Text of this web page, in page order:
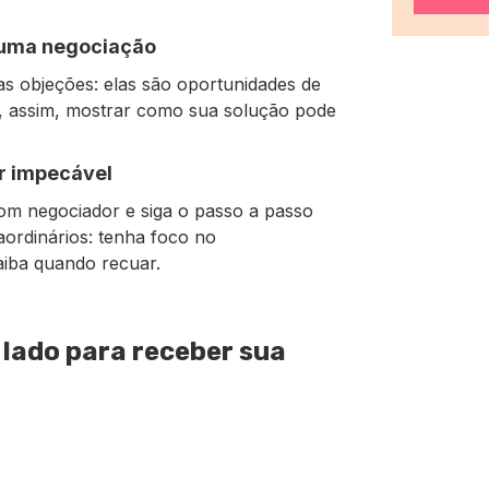
negociação
objeções: elas são oportunidades de
mostrar como sua solução pode
impecável
negociador e siga o passo a passo
tenha foco no
quando recuar.
para receber sua